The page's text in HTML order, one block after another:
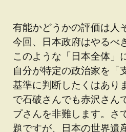
有能かどうかの評価は人
今回、日本政府はやるべ
このような「日本全体」
自分が特定の政治家を「
基準に判断したくはあり
で石破さんでも赤沢さん
プさんを非難します。さ
題ですが、日本の世界遺